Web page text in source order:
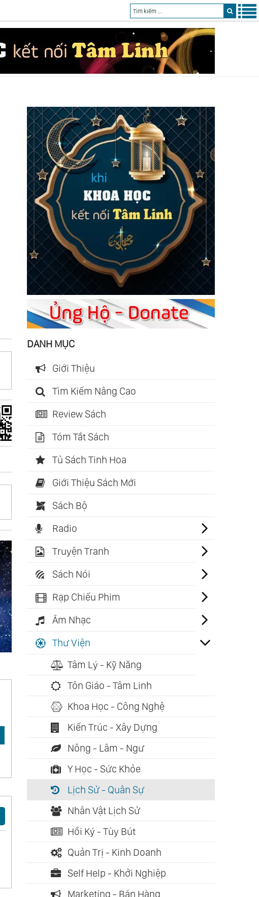
DANH MỤC
Giới Thiệu
Tìm Kiếm Nâng Cao
Review Sách
Tóm Tắt Sách
Tủ Sách Tinh Hoa
Giới Thiệu Sách Mới
Sách Bộ
Radio
Truyện Tranh
Sách Nói
Rạp Chiếu Phim
Âm Nhạc
Thư Viện
Tâm Lý - Kỹ Năng
Tôn Giáo - Tâm Linh
Khoa Học - Công Nghệ
Kiến Trúc - Xây Dựng
Nông - Lâm - Ngư
Y Học - Sức Khỏe
Lịch Sử - Quân Sự
Nhân Vật Lịch Sử
Hồi Ký - Tùy Bút
Quản Trị - Kinh Doanh
Self Help - Khởi Nghiệp
Marketing - Bán Hàng